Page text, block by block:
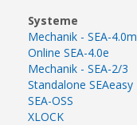
Systeme
Mechanik - SEA-4.0m
Online SEA-4.0e
Mechanik - SEA-2/3
Standalone SEAeasy
SEA-OSS
XLOCK